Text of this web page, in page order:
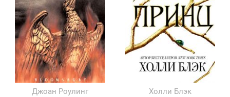
Джоан Роулинг
Холли Блэк